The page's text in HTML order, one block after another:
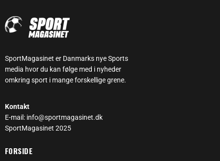
SportMagasinet er Danmarks nye Sports
media hvor du kan følge med i nyheder
omkring sport i mange forskellige grene.
Kontakt
E-mail: info@sportmagasinet.dk
SportMagasinet 2025
FORSIDE